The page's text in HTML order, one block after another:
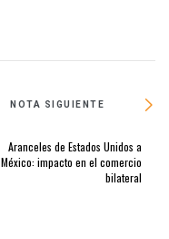
NOTA SIGUIENTE
Aranceles de Estados Unidos a
México: impacto en el comercio
bilateral